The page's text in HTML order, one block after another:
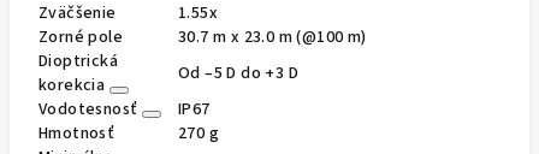
Zväčšenie
1.55x
Zorné pole
30.7 m x 23.0 m (@100 m)
Dioptrická
korekcia
Od –5 D do +3 D
Vodotesnosť
IP67
Hmotnosť
270 g